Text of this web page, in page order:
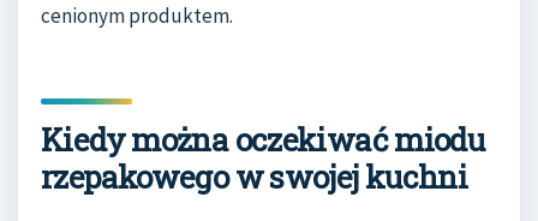
cenionym produktem.
Kiedy można oczekiwać miodu
rzepakowego w swojej kuchni